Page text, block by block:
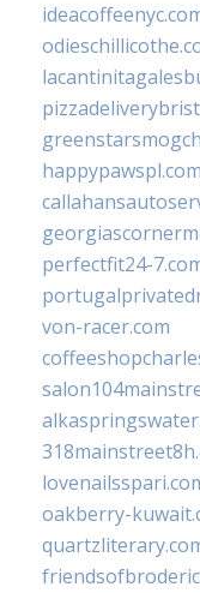
happypawspl.com
perfectfit24-
von-racer.com
oakberry-